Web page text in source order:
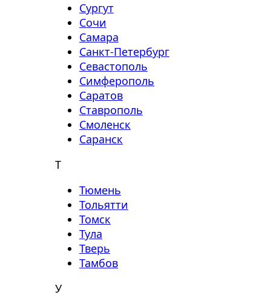
Сургут
Сочи
Самара
Санкт-Петербург
Севастополь
Симферополь
Саратов
Ставрополь
Смоленск
Саранск
Т
Тюмень
Тольятти
Томск
Тула
Тверь
Тамбов
У